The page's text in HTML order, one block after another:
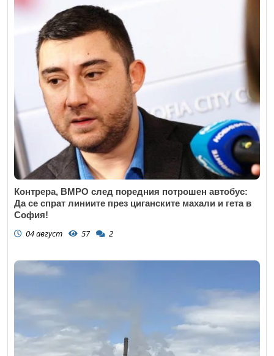
Контрера, ВМРО след поредния потрошен автобус:
Да се спрат линиите през циганските махали и гета в
София!
04 август 57 2